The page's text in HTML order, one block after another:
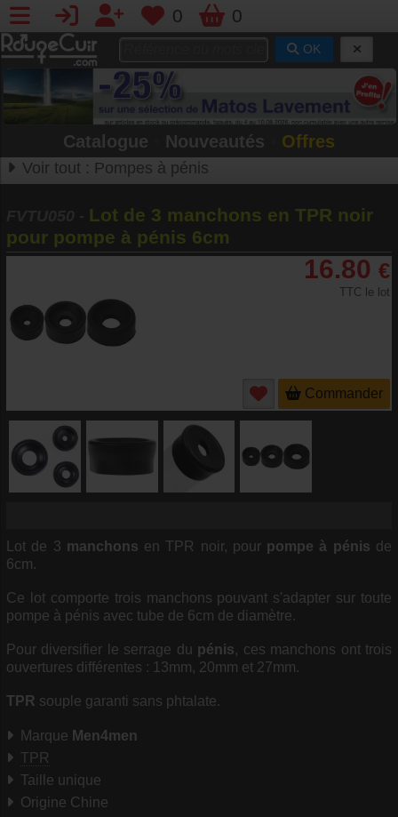
0 0
OK
Catalogue Nouveautés Offres
Voir tout : Pompes à pénis
Lot de 3 manchons en TPR noir
pour pompe à pénis 6cm
16.80 €
TTC le lot
Commander
Lot de 3 manchons en TPR noir, pour pompe à pénis de
6cm.
Ce lot comporte trois manchons pouvant s'adapter sur toute
pompe à pénis avec tube de 6cm de diamètre.
Pour diversifier le serrage du pénis, ces manchons ont trois
ouvertures différentes : 13mm, 20mm et 27mm.
TPR souple garanti sans phtalate.
Marque Men4men
TPR
Taille unique
Origine Chine